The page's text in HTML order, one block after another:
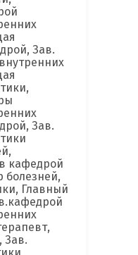
Зав.
Зав.
кафедрой
болезней,
Главный
Зав.